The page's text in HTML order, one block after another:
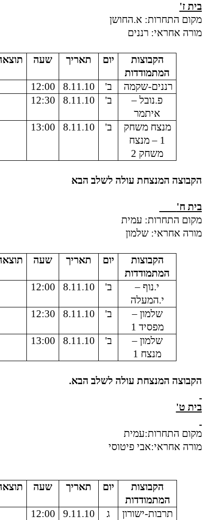
בית ז'
מקום התחרות: א.החושן
מורה אחראי: רננים
הקבוצות
המתמודדות
יום תאריך שעה
רננים-שקמה ב' 8.11.10
12:00
פ.נובל –
איתמר
ב' 8.11.10
12:30
מנצח משחק
1 – מנצח
משחק 2
ב' 8.11.10
13:00
הקבוצה המנצחת עולה לשלב הבא
בית ח'
מקום התחרות: עמית
מורה אחראי: שלמון
הקבוצות
המתמודדות
יום תאריך שעה
י.נוף –
י.המעלה
ב' 8.11.10
12:00
שלמון –
מפסיד 1
ב' 8.11.10
12:30
שלמון –
מנצח 1
ב' 8.11.10
13:00
הקבוצה המנצחת עולה לשלב הבא.
בית ט'
מקום התחרות:עמית
מורה אחראי:אבי פיטוסי
הקבוצות
המתמודדות
יום תאריך שעה
תרבות-ישורון ג 9.11.10
12:00